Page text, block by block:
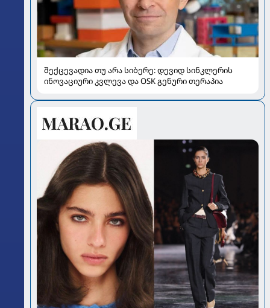
შექცევადია თუ არა სიბერე: დევიდ სინკლერის
ინოვაციური კვლევა და OSK გენური თერაპია